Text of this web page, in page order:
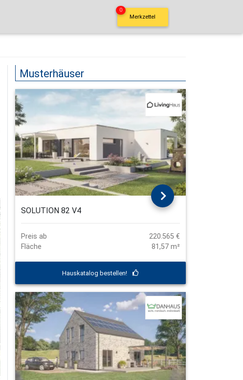
Musterhäuser
SOLUTION 82 V4
Preis ab
220.565 €
Fläche
81,57 m²
Hauskatalog bestellen!
Merkzettel
0